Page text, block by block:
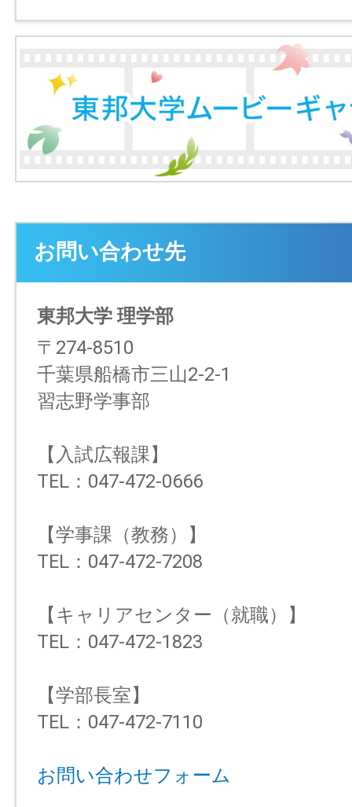
お問い合わせ先
東邦大学 理学部
〒274-8510
千葉県船橋市三山2-2-1
習志野学事部
【入試広報課】
TEL：047-472-0666
【学事課（教務）】
TEL：047-472-7208
【キャリアセンター（就職）】
TEL：047-472-1823
【学部長室】
TEL：047-472-7110
お問い合わせフォーム